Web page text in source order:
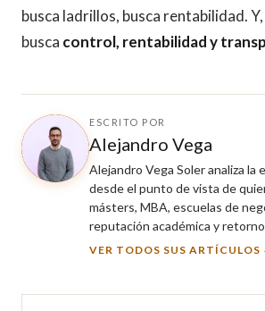
busca ladrillos, busca rentabilidad.
busca control, rentabilidad y
ESCRITO POR
Alejandro Vega
Alejandro Vega Soler analiza la
desde el punto de vista de
másters, MBA, escuelas de
reputación académica y
VER TODOS SUS ARTÍCULOS